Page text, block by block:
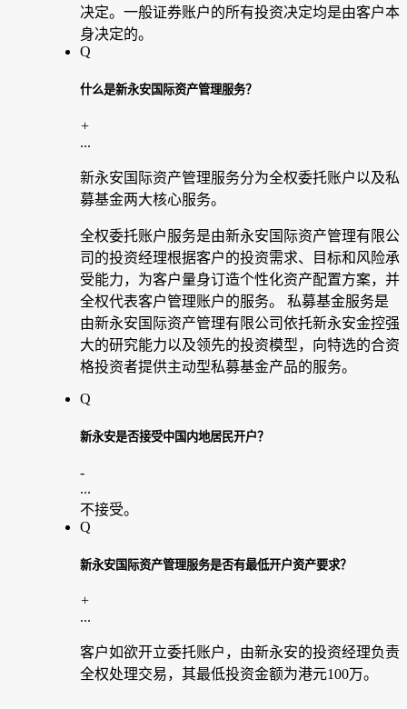
决定。一般证券账户的所有投资决定均是由客户本
身决定的。
Q
什么是新永安国际资产管理服务？
+
...
新永安国际资产管理服务分为全权委托账户以及私
募基金两大核心服务。
全权委托账户服务是由新永安国际资产管理有限公
司的投资经理根据客户的投资需求、目标和风险承
受能力，为客户量身订造个性化资产配置方案，并
全权代表客户管理账户的服务。 私募基金服务是
由新永安国际资产管理有限公司依托新永安金控强
大的研究能力以及领先的投资模型，向特选的合资
格投资者提供主动型私募基金产品的服务。
Q
新永安是否接受中国内地居民开户？
-
...
不接受。
Q
新永安国际资产管理服务是否有最低开户资产要求？
+
...
客户如欲开立委托账户，由新永安的投资经理负责
全权处理交易，其最低投资金额为港元100万。